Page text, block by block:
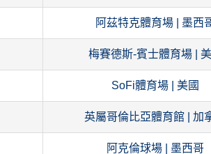
阿茲特克體育場 | 墨西
梅賽德斯-賓士體育場 |
SoFi體育場 | 美國
英屬哥倫比亞體育館 | 加
阿克倫球場 | 墨西哥